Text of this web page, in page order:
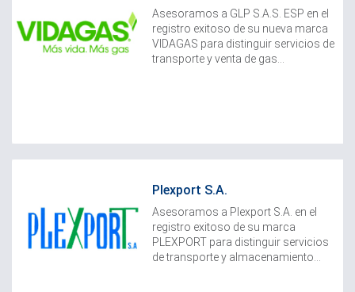
Asesoramos a GLP S.A.S. ESP en el
registro exitoso de su nueva marca
VIDAGAS para distinguir servicios de
transporte y venta de gas...
Plexport S.A.
Asesoramos a Plexport S.A. en el
registro exitoso de su marca
PLEXPORT para distinguir servicios
de transporte y almacenamiento...